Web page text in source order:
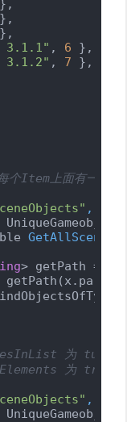
},
},
},
3.1.1" , 6 },
3.1.2" , 7 },
Item上面有一个勾
,
> getPath =
为 ture则选
为 true
,